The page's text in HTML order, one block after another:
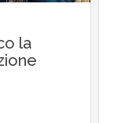
la